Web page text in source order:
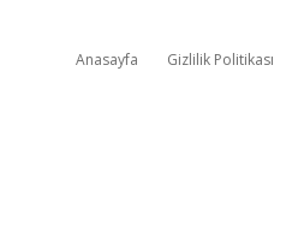
Anasayfa Gizlilik Politikası